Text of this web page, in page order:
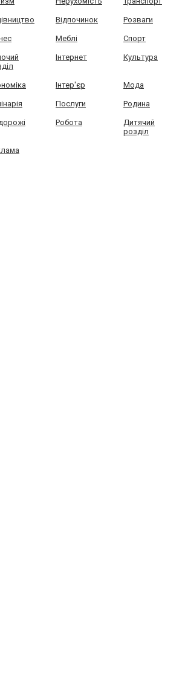
Відпочинок Розваги
Меблі Спорт
Інтернет Культура
Інтер'єр Мода
Послуги Родина
Робота
Дитячий
розділ